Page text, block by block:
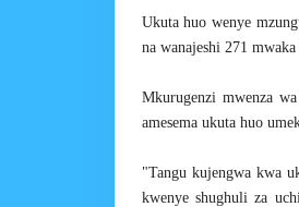
Ukuta huo wenye
na wanajeshi 271 mwaka
Mkurugenzi mwenza
amesema ukuta huo
"Tangu kujengwa kwa
kwenye shughuli za